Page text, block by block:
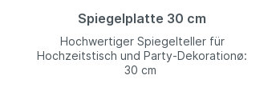
Spiegelplatte 30 cm
Hochwertiger Spiegelteller für
Hochzeitstisch und Party-Dekorationø:
30 cm